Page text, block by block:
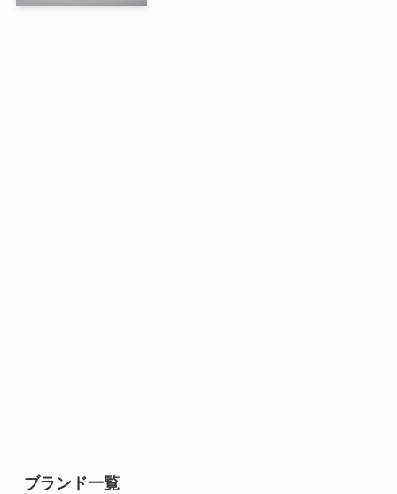
ブランド一覧